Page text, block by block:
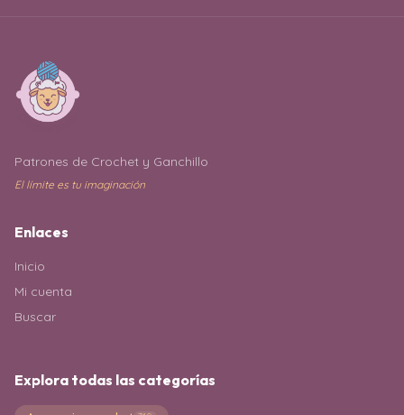
Patrones de Crochet y Ganchillo
El límite es tu imaginación
Enlaces
Inicio
Mi cuenta
Buscar
Explora todas las categorías